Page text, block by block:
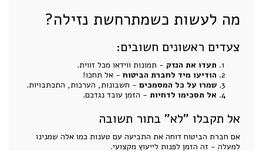
מה לעשות כשמתרחשת נזילה?
צעדים ראשונים חשובים:
תעדו את הנזק - תמונות ווידאו מכל זווית.
הודיעו מיד לחברת הביטוח - אל תחכו!
שמרו על כל המסמכים - חשבונות, הערכות, התכתבויות.
אל תסכימו לדחיות - הזמן עובד נגדכם.
אל תקבלו "לא" בתור תשובה
אם חברת הביטוח דוחה את התביעה עם טענות כמו אלה שמנינו
למעלה - זה הזמן לפנות לייעוץ מקצועי.